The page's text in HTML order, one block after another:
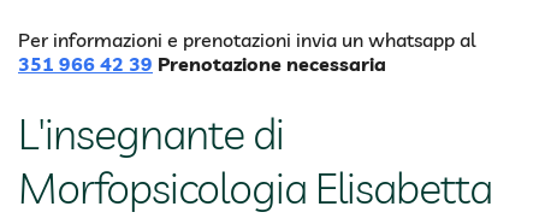
Per informazioni e prenotazioni invia un whatsapp al
351 966 42 39 Prenotazione necessaria
L'insegnante di
Morfopsicologia Elisabetta